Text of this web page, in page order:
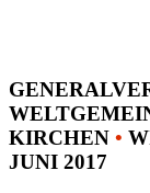
KIRCHEN •
JUNI 2017